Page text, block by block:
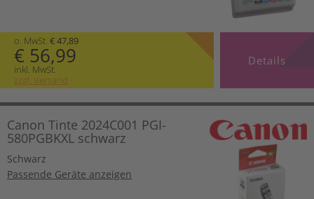
o. MwSt. € 47,89
€ 56,99
inkl. MwSt.
zzgl. Versand
Details
Canon Tinte 2024C001 PGI-
580PGBKXL schwarz
Schwarz
Passende Geräte anzeigen